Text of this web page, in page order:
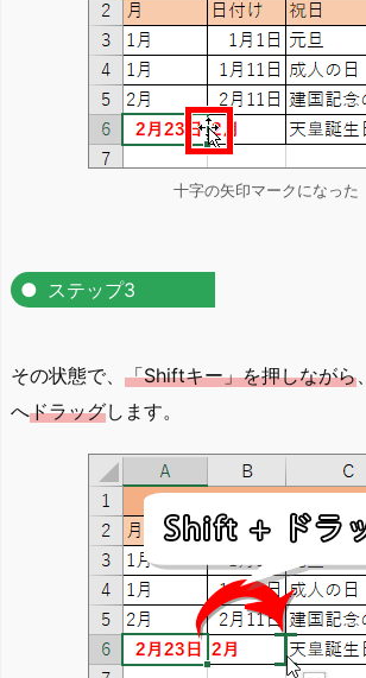
十字の矢印マークになった
ステップ3
その状態で、 「Shiftキー」を押しながら
へドラッグします。